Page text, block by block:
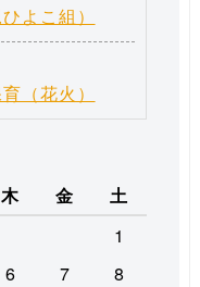
よこ組）
（花火）
木 金
土
1
6 7
8